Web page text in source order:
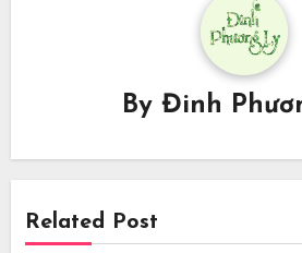
By Đinh
Related Post